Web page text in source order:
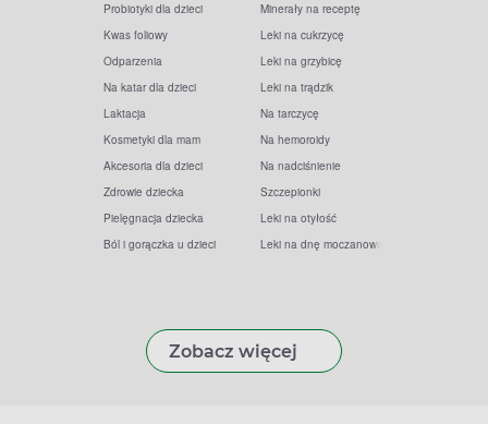
Probiotyki dla dzieci
Kwas foliowy
Odparzenia
Na katar dla dzieci
Laktacja
Kosmetyki dla mam
Akcesoria dla dzieci
Zdrowie dziecka
Pielęgnacja dziecka
Ból i gorączka u dzieci
Minerały na receptę
Leki na cukrzycę
Leki na grzybicę
Leki na trądzik
Na tarczycę
Na hemoroidy
Na nadciśnienie
Szczepionki
Leki na otyłość
Leki na dnę moczanową
Zobacz więcej